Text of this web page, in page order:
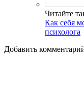
Читайте
Как себя
психолога
Добавить